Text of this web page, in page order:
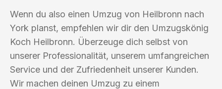
Wenn du also einen Umzug von Heilbronn nach
York planst, empfehlen wir dir den Umzugskönig
Koch Heilbronn. Überzeuge dich selbst von
unserer Professionalität, unserem umfangreichen
Service und der Zufriedenheit unserer Kunden.
Wir machen deinen Umzug zu einem